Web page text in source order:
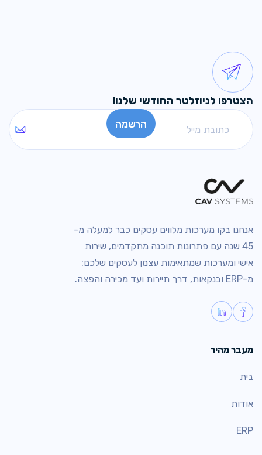
הצטרפו לניוזלטר החודשי שלנו!
אנחנו בקו מערכות מלווים עסקים כבר למעלה מ-
45 שנה עם פתרונות תוכנה מתקדמים, שירות
אישי ומערכות שמתאימות עצמן לעסקים שלכם:
מ-ERP ובנקאות, דרך תיירות ועד מכירה והפצה.
מעבר מהיר
בית
אודות
ERP